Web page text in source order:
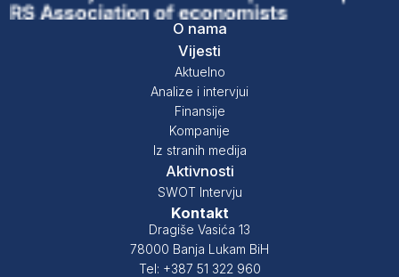
O nama
Vijesti
Aktuelno
Analize i intervjui
Finansije
Kompanije
Iz stranih medija
Aktivnosti
SWOT Intervju
Kontakt
Dragiše Vasića 13
78000 Banja Lukam BiH
Tel: +387 51 322 960